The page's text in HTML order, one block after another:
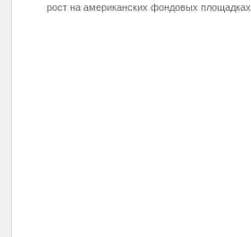
рост на американских фондовых площадках.